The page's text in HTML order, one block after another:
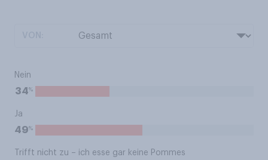
Nein
34%
Ja
49%
Trifft nicht zu – ich esse gar keine Pommes